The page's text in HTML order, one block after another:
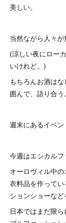
美しい。
当然ながら人々が
(涼しい夜にロー
いけれど。)
もちろんお酒は
囲んで、語り合う。
週末にあるイベン
今週はエシカルフ
オーロヴィル中
衣料品を作って
ションショーなど
日本ではまだ限